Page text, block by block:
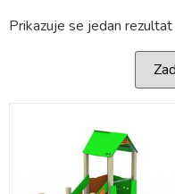
Prikazuje se jedan rezultat